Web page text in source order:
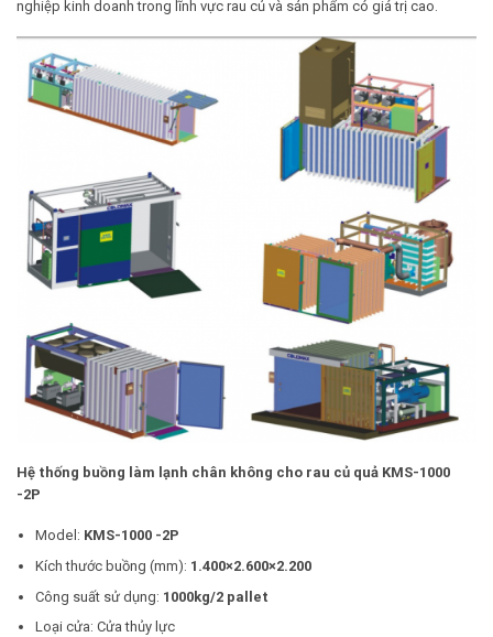
nghiệp kinh doanh trong lĩnh vực rau củ và sản phẩm có giá trị cao.
Hệ thống buồng làm lạnh chân không cho rau củ quả KMS-1000
-2P
Model: KMS-1000-2P
Kích thước buồng (mm): 1.400×2.600×2.200
Công suất sử dụng: 1000kg/2 pallet
Loại cửa: Cửa thủy lực